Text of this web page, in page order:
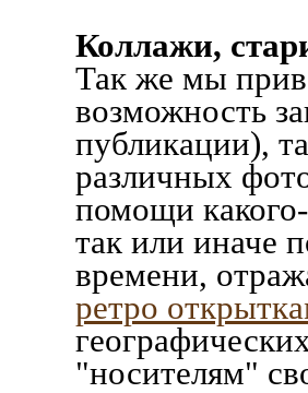
Коллажи,
Так же мы
возможность
публикации),
различных
помощи
так или иначе
времени,
ретро
"носителям"